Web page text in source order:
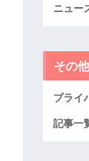
ニュー
その
プライ
記事一